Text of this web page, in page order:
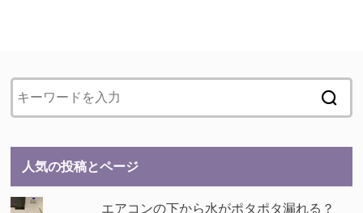
人気の投稿とページ
エアコンの下から水がポタポタ漏れる？